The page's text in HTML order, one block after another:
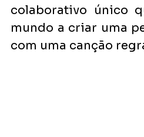
colaborativo único
mundo a criar uma
com uma canção